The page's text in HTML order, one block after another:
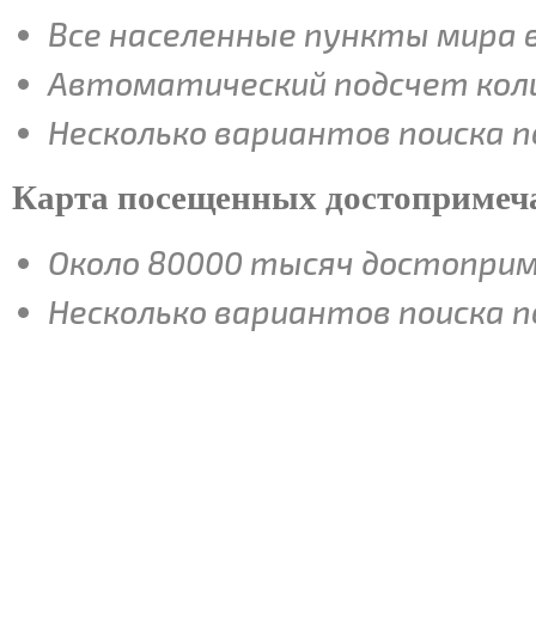
Все населенные пункты мира
Автоматический подсчет
Несколько вариантов поиска
Карта посещенных
Около 80000 тысяч
Несколько вариантов